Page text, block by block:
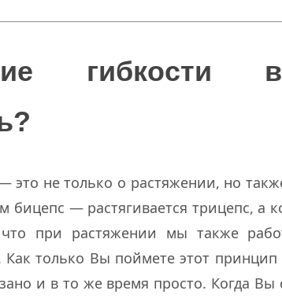
гибкости
это не только о растяжении, но
— растягивается трицепс, а
что при растяжении мы также
только Вы поймете этот
и в то же время просто. Когда Вы